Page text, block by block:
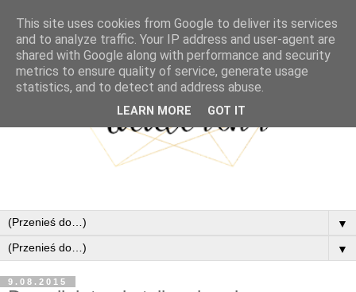
▼
▼
9.08.2015
This site uses cookies from Google to deliver its services
and to analyze traffic. Your IP address and user-agent are
shared with Google along with performance and security
metrics to ensure quality of service, generate usage
statistics, and to detect and address abuse.
LEARN MORE GOT IT